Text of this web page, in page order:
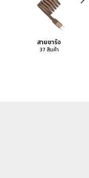
สายชาร์จ
37 สินค้า